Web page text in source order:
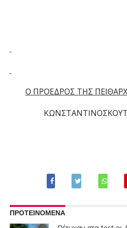
Ο ΠΡΟΕΔΡΟΣ ΤΗΣ
ΠΡΟΤΕΙΝΟΜΕΝΑ